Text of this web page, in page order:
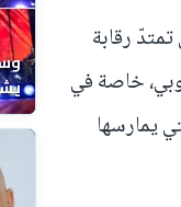
رقابة
خاصة في
يمارسها